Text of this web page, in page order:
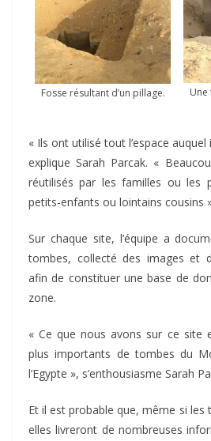
Fosse résultant d’un pillage.
« Ils ont utilisé tout l’espace
explique Sarah Parcak. «
réutilisés par les familles ou les
petits-enfants ou lointains cousins
Sur chaque site, l’équipe a
tombes, collecté des images et
afin de constituer une base de
zone.
« Ce que nous avons sur ce site
plus importants de tombes du
l’Egypte », s’enthousiasme Sarah
Et il est probable que, même si
elles livreront de nombreuses